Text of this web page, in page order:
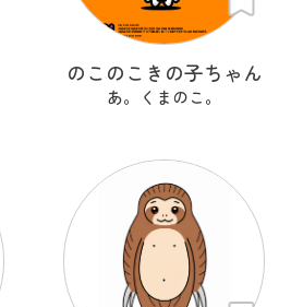
のこのこきの子ちゃん
あ。くまのこ。